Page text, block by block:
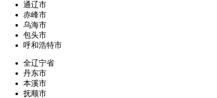
通辽市
赤峰市
乌海市
包头市
呼和浩特市
全辽宁省
丹东市
本溪市
抚顺市